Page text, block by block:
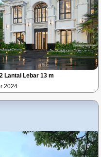
Lantai Lebar 13 m
2024